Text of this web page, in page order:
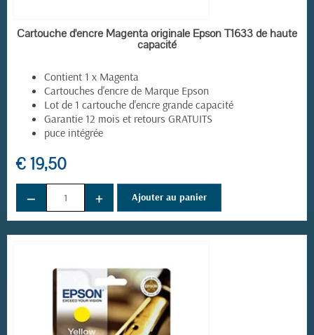
EN STOCK
Cartouche d'encre Magenta originale Epson T1633 de haute
capacité
Contient 1 x Magenta
Cartouches d'encre de Marque Epson
Lot de 1 cartouche d'encre grande capacité
Garantie 12 mois et retours GRATUITS
puce intégrée
€ 19,50
− + Ajouter au panier